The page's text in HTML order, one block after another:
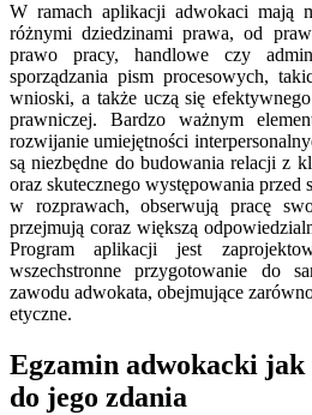
W ramach aplikacji adwokaci mają
różnymi dziedzinami prawa, od
prawo pracy, handlowe czy
sporządzania pism procesowych,
wnioski, a także uczą się
prawniczej. Bardzo ważnym
rozwijanie umiejętności
są niezbędne do budowania relacji z
oraz skutecznego występowania przed
w rozprawach, obserwują pracę
przejmują coraz większą
Program aplikacji jest
wszechstronne przygotowanie do
zawodu adwokata, obejmujące
etyczne.
Egzamin adwokacki jak
do jego zdania